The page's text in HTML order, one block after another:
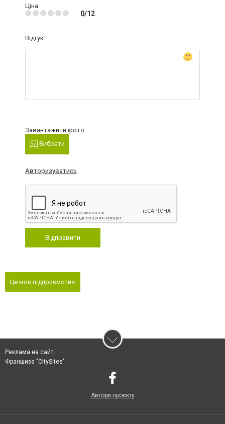
Ціна
0/12
Відгук:
Завантажити фото:
Вибрати
Авторизуватись
Відправити
Це моє підприємство
Реклама на сайті
Франшиза "CitySites"
Автори проєкту